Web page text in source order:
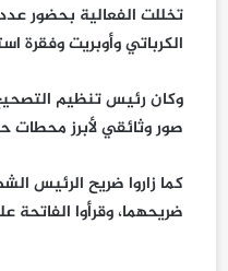
تخللت الفعالية بحضور
الكرباتي وأوبريت وفقرة
وكان رئيس تنظيم
صور وثائقي لأبرز محطات
كما زاروا ضريح الرئيس
ضريحهما، وقرأوا